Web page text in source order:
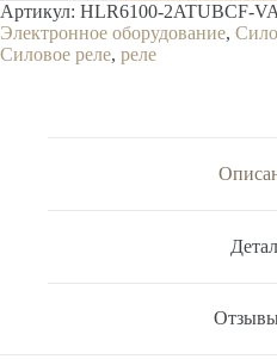
Артикул: HLR6100-2ATUBCF-
Электронное оборудование,
Силовое реле, реле